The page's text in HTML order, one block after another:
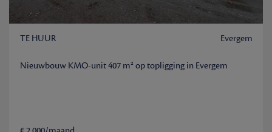
TE HUUR Evergem
Nieuwbouw KMO-unit 407 m² op topligging in Evergem